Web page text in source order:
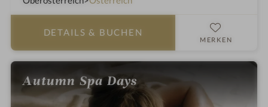
e
DETAILS & BUCHEN
MERKEN
Autumn Spa Days